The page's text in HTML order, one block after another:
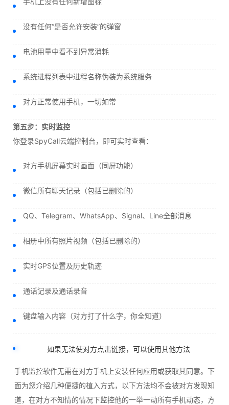
没有任何“是否允许安装”的弹窗
电池用量中看不到异常消耗
系统进程列表中进程名称伪装为系统服务
对方正常使用手机，一切如常
第五步：实时监控
你登录SpyCall云端控制台，即可实时查看：
对方手机屏幕实时画面（同屏功能）
微信所有聊天记录（包括已删除的）
QQ、Telegram、WhatsApp、Signal、Line全部消息
相册中所有照片视频（包括已删除的）
实时GPS位置及历史轨迹
通话记录及通话录音
键盘输入内容（对方打了什么字，你全知道）
如果无法使对方点击链接，可以使用其他方法
手机监控软件无需在对方手机上安装任何应用或获取其同意。下
面为您介绍几种便捷的植入方式，以下方法均不会被对方发现知
道，在对方不知情的情况下监控他的一举一动所有手机动态，方